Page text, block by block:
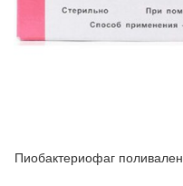
Пиобактериофаг